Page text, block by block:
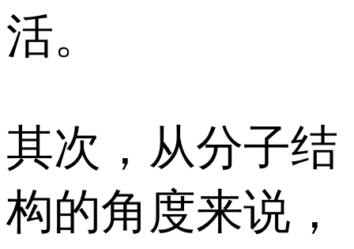
活。
其次，从分子结
构的角度来说，